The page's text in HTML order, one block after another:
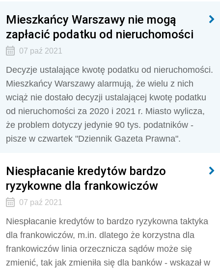
Mieszkańcy Warszawy nie mogą
zapłacić podatku od nieruchomości
07 paź 2021
Decyzje ustalające kwotę podatku od nieruchomości.
Mieszkańcy Warszawy alarmują, że wielu z nich
wciąż nie dostało decyzji ustalającej kwotę podatku
od nieruchomości za 2020 i 2021 r. Miasto wylicza,
że problem dotyczy jedynie 90 tys. podatników -
pisze w czwartek "Dziennik Gazeta Prawna".
Niespłacanie kredytów bardzo
ryzykowne dla frankowiczów
07 paź 2021
Niespłacanie kredytów to bardzo ryzykowna taktyka
dla frankowiczów, m.in. dlatego że korzystna dla
frankowiczów linia orzecznicza sądów może się
zmienić, tak jak zmieniła się dla banków - wskazał w